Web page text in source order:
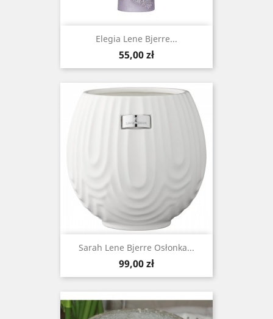
Elegia Lene Bjerre...
Cena
55,00 zł
Sarah Lene Bjerre Osłonka...
Cena
99,00 zł